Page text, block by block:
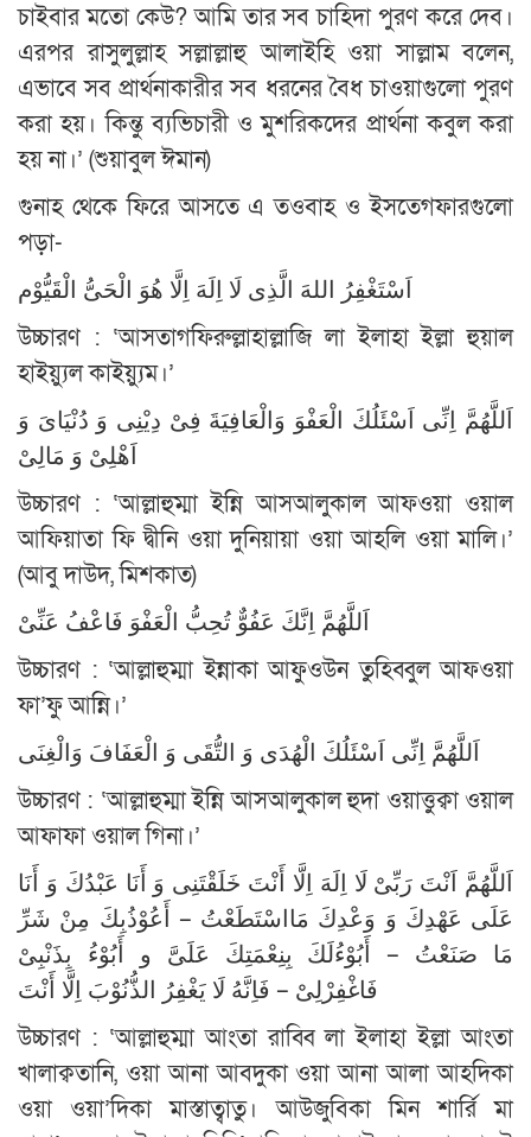
চাইবার মতো কেউ? আমি তার সব চাহিদা পুরণ করে দেব।
এরপর রাসুলুল্লাহ সল্লাল্লাহু আলাইহি ওয়া সাল্লাম বলেন,
এভাবে সব প্রার্থনাকারীর সব ধরনের বৈধ চাওয়াগুলো পুরণ
করা হয়। কিন্তু ব্যভিচারী ও মুশরিকদের প্রার্থনা কবুল করা
হয় না।’ (শুয়াবুল ঈমান)
গুনাহ থেকে ফিরে আসতে এ তওবাহ ও ইসতেগফারগুলো
পড়া-
اَسْتَغْفِرُ اللهَ الَّذِى لَا اِلَهَ اِلَّا هُوَ الْحَىُّ الْقَيُّوْم
উচ্চারণ : ‘আসতাগফিরুল্লাহাল্লাজি লা ইলাহা ইল্লা হুয়াল
হাইয়্যুল কাইয়্যুম।’
اَللَّهُمَّ اِنِّى اَسْئَلُكَ الْعَفْوَ وَالْعَافِيَةَ فِىْ دِيْنِى وَ دُنْيَاىَ وَ
اَهْلِىْ وَ مَالِىْ
উচ্চারণ : ‘আল্লাহুম্মা ইন্নি আসআলুকাল আফওয়া ওয়াল
আফিয়াতা ফি দ্বীনি ওয়া দুনিয়ায়া ওয়া আহলি ওয়া মালি।’
(আবু দাউদ, মিশকাত)
اَللَّهُمَّ اِنَّكَ عَفُوٌّ تُحِبُّ الْعَفْوَ فَاعْفُ عَنِّىْ
উচ্চারণ : ‘আল্লাহুম্মা ইন্নাকা আফুওউন তুহিব্বুল আফওয়া
ফা’ফু আন্নি।’
اَللَّهُمَّ اِنِّى اَسْئَلُكَ الْهُدَى وَ التُّقَى وَ الْعَفَافَ وَالْغِنَى
উচ্চারণ : ‘আল্লাহুম্মা ইন্নি আসআলুকাল হুদা ওয়াত্তুক্বা ওয়াল
আফাফা ওয়াল গিনা।’
اَللَّهُمَّ اَنْتَ رَبِّىْ لَا اِلَهَ اِلَّا أَنْتَ خَلَقْتَنِى وَ أَنَا عَبْدُكَ وَ أَنَا
عَلَى عَهْدِكَ وَ وَعْدِكَ مَااسْتَطَعْتُ – أَعُوْذُبِكَ مِنْ شَرِّ
مَا صَنَعْتُ – أَبُوْءُلَكَ بِنِعْمَتِكَ عَلَىَّ و أَبُوْءُ بِذَنْبِىْ
فَاغْفِرْلِىْ – فَاِنَّهُ لَا يَغْفِرُ الذُّنُوْبَ اِلَّا أَنْتَ
উচ্চারণ : ‘আল্লাহুম্মা আংতা রাব্বি লা ইলাহা ইল্লা আংতা
খালাক্বতানি, ওয়া আনা আবদুকা ওয়া আনা আলা আহদিকা
ওয়া ওয়া’দিকা মাস্তাত্বাতু। আউজুবিকা মিন শার্রি মা